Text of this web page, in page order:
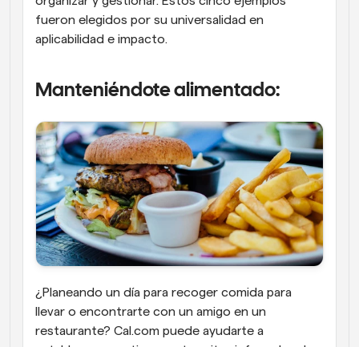
fueron elegidos por su universalidad en
aplicabilidad e impacto.
Manteniéndote alimentado:
¿Planeando un día para recoger comida para
llevar o encontrarte con un amigo en un
restaurante? Cal.com puede ayudarte a